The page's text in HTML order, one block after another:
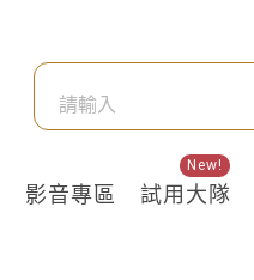
影音專區 試用大隊
New!